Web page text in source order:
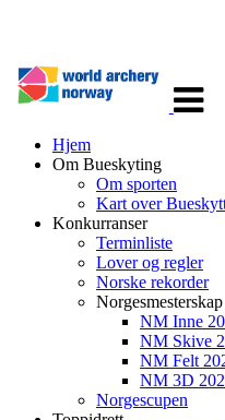
Hjem
Om Bueskyting
Om sporten
Kart over
Konkurranser
Terminliste
Lover og regler
Norske rekorder
Norgesmesterskap
NM Inne
NM Skive
NM Felt
NM 3D
Norgescupen